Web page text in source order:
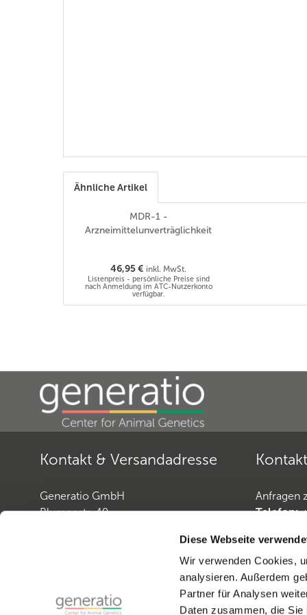
Diese Webseite
Wir verwenden Cookies,
analysieren. Außerdem
Partner für Analysen
Daten zusammen, die
Ähnliche Artikel
MDR-1 -
Arzneimittelunverträglichkeit
46,95 € inkl. MwSt.
Listenpreis - persönliche Preise sind
nach Anmeldung im ATC-Nutzerkonto
verfügbar.
Kontakt & Versandadresse
Generatio GmbH
Blumenstr. 49
Hundediagnostik
+49 (0)6221-38935-30
Telefax: +49 (0)6221-38935-31
E-Mail: generatio Heidelberg
Anfragen
Telefon:
E-Mail:
Vertrag